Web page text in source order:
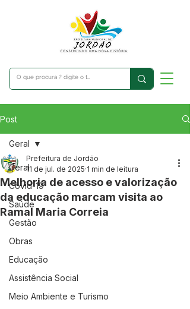
Post
Geral
Covid-19
Saúde
Gestão
Obras
Educação
Assistência Social
Meio Ambiente e Turismo
Geral
Melhoria de acesso e valorização
da educação marcam visita ao
Ramal Maria Correia
Prefeitura de Jordão
11 de jul. de 2025 1 min de leitura